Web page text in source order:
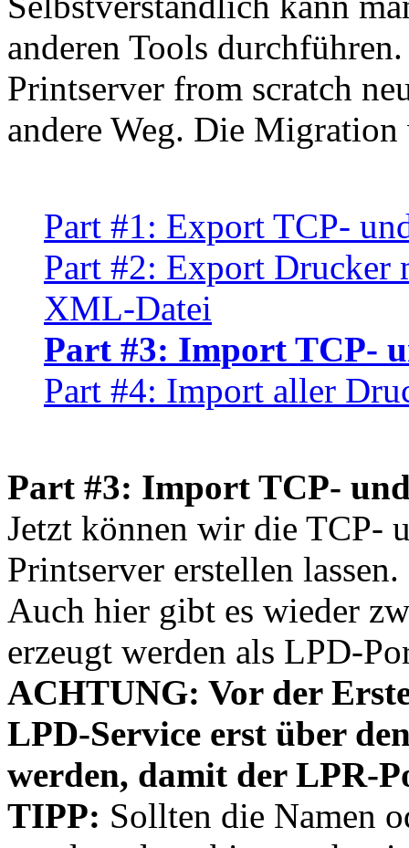
anderen Tools
Printserver from scratch
andere Weg. Die
Part #1: Export TCP-
Part #2: Export Drucker
XML-Datei
Part #3: Import TCP-
Part #4: Import aller
Part #3: Import TCP-
Jetzt können wir die TCP-
Printserver erstellen lassen.
Auch hier gibt es wieder
erzeugt werden als LPD-
ACHTUNG: Vor der
LPD-Service erst über
werden, damit der LPR-
TIPP: Sollten die Namen